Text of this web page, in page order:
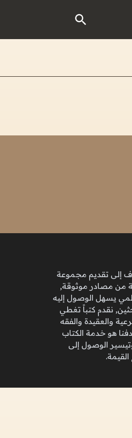
إلى تقديم مجموعة
من مصادر موثوقة,
يسهل الوصول إليه
نقدم كتباً تغطي
والعقيدة والفقه
هو خدمة الكتاب
الوصول إلى